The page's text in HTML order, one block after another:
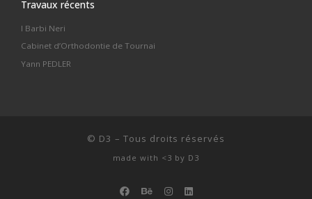
Travaux récents
I Barbi Neri
Cabinet d’Orthodontie de Tournai
Yann PEDLER
© D3 – Tous droits réservés
made with <3 by D3